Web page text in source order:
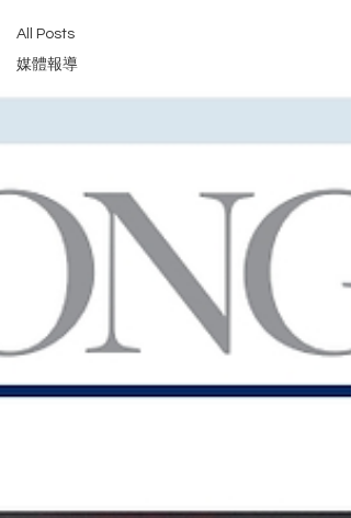
All Posts
媒體報導